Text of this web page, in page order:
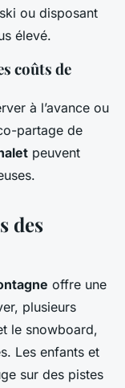
ou disposant
élevé.
coûts de
à l’avance ou
partage de
peuvent
des
offre une
plusieurs
le snowboard,
Les enfants et
sur des pistes